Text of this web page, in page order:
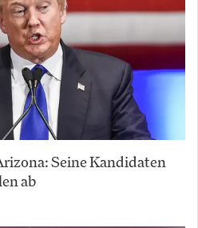
Seine Kandidaten
ab